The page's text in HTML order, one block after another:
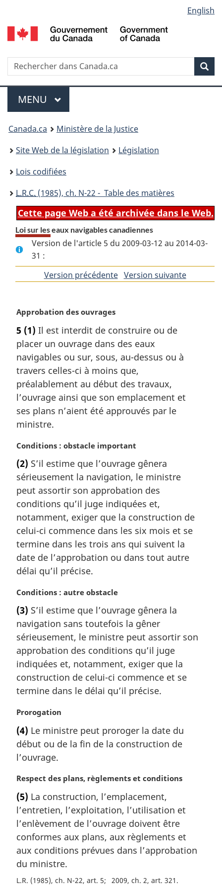
au
contenu
propos
de
la
HTML
simplifiée
selection
English
Recherche
Menu
MENU PRINCIPAL
You
are
here:
Canada.ca
Ministère de la Justice
Site Web de la législation
Législation
Lois codifiées
L.R.C. (1985), ch. N-22 - Table des matières
Cette page Web a été archivée dans le Web.
Loi sur les eaux navigables canadiennes
Version de l'article 5 du 2009-03-12 au 2014-03-
31 :
Version précédentedeVersion suivantede
N
t
e
m
a
g
i
n
a
e
Approbation des ouvrages
5 (1) Il est interdit de construire ou de
placer un ouvrage dans des eaux
navigables ou sur, sous, au-dessus ou à
travers celles-ci à moins que,
préalablement au début des travaux,
l’ouvrage ainsi que son emplacement et
ses plans n’aient été approuvés par le
ministre.
N
t
e
m
a
g
i
n
a
e
:
Conditions : obstacle important
(2) S’il estime que l’ouvrage gênera
sérieusement la navigation, le ministre
peut assortir son approbation des
conditions qu’il juge indiquées et,
notamment, exiger que la construction de
celui-ci commence dans les six mois et se
termine dans les trois ans qui suivent la
date de l’approbation ou dans tout autre
délai qu’il précise.
N
t
e
m
a
g
i
n
l
:
Conditions : autre obstacle
(3) S’il estime que l’ouvrage gênera la
navigation sans toutefois la gêner
sérieusement, le ministre peut assortir son
approbation des conditions qu’il juge
indiquées et, notamment, exiger que la
construction de celui-ci commence et se
termine dans le délai qu’il précise.
N
t
e
m
r
i
n
a
e
:
Prorogation
(4) Le ministre peut proroger la date du
début ou de la fin de la construction de
l’ouvrage.
N
t
e
m
a
g
i
n
Respect des plans, règlements et conditions
(5) La construction, l’emplacement,
l’entretien, l’exploitation, l’utilisation et
l’enlèvement de l’ouvrage doivent être
conformes aux plans, aux règlements et
aux conditions prévues dans l’approbation
du ministre.
L.R. (1985), ch. N-22, art. 5 2009, ch. 2, art. 321